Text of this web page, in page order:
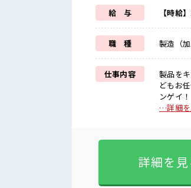
給 与 【時給
職 種 製造（
仕事内容
製品を
どもお
ンゲイ！ ■お仕事PR ＼月収30万円可×土日休み/ 「経験を活かせる仕事がしたい」 「大手企
業で長
に対応！
気 《
ラー&ピ
…詳細を
詳細を見